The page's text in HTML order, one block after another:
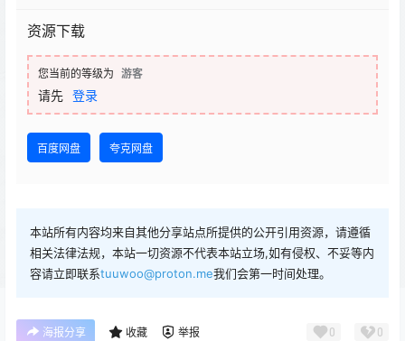
资源下载
您当前的等级为 游客
请先 登录
百度网盘 夸克网盘
本站所有内容均来自其他分享站点所提供的公开引用资源，请遵循
相关法律法规，本站一切资源不代表本站立场,如有侵权、不妥等内
容请立即联系tuuwoo@proton.me我们会第一时间处理。
海报分享 收藏 举报 0 0